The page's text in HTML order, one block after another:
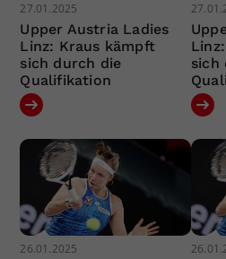
27.01.2025
Upper Austria Ladies
Linz: Kraus kämpft
sich durch die
Qualifikation
sich
26.01.2025